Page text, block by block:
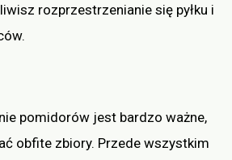
rozprzestrzenianie się pyłku i
pomidorów jest bardzo ważne,
obfite zbiory. Przede wszystkim